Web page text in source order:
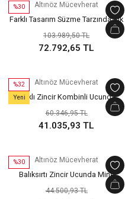
%30 Altınöz Mücevherat
Farklı Tasarım Süzme Tarzında Şık
Yeşil Altın Bileklik
103.989,50 TL
72.792,65 TL
%32
Yeni
Altınöz Mücevherat
Farklı Zincir Kombinli Ucunda
Güneş Ve Nazar Boncuk Detaylı Şık
Yeşil Altın Bileklik
60.346,95 TL
41.035,93 TL
%30 Altınöz Mücevherat
Balıksırtı Zincir Ucunda Mine
Nazarlık Detaylı Sallantı Kalpli Şık
44.500,93 TL